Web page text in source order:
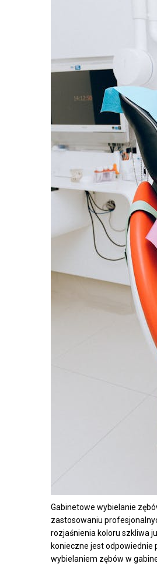
Gabinetowe wybielanie
zastosowaniu
rozjaśnienia koloru szkliwa
konieczne jest odpowiednie
wybielaniem zębów w